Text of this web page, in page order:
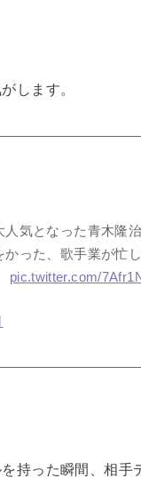
します。
気となった青木隆
った、歌手業が忙
pic.twitter.com/
持った瞬間、相手